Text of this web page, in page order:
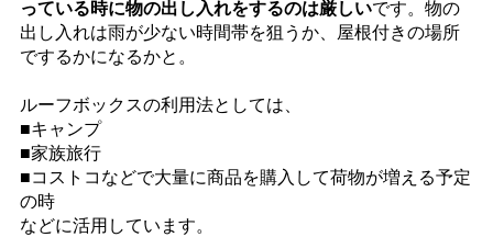
っている時に物の出し入れをするのは厳しいです。物の
出し入れは雨が少ない時間帯を狙うか、屋根付きの場所
でするかになるかと。
ルーフボックスの利用法としては、
■キャンプ
■家族旅行
■コストコなどで大量に商品を購入して荷物が増える予定
の時
などに活用しています。